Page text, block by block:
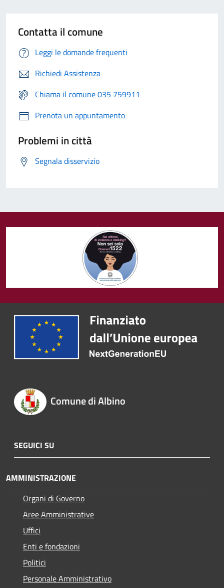
Contatta il comune
Leggi le domande frequenti
Richiedi Assistenza
Chiama il comune 035 759911
Prenota un appuntamento
Problemi in città
Segnala disservizio
Comune di Albino
SEGUICI SU
AMMINISTRAZIONE
Organi di Governo
Aree Amministrative
Uffici
Enti e fondazioni
Politici
Personale Amministrativo